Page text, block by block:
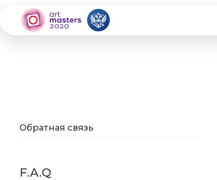
Обратная связь
F.A.Q